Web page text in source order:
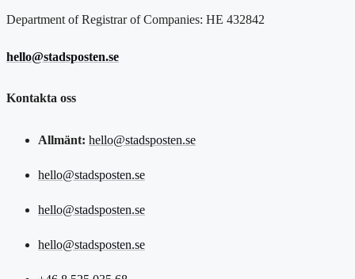
Department of Registrar of Companies: HE 432842
hello@stadsposten.se
Kontakta oss
Allmänt: hello@stadsposten.se
hello@stadsposten.se
hello@stadsposten.se
hello@stadsposten.se